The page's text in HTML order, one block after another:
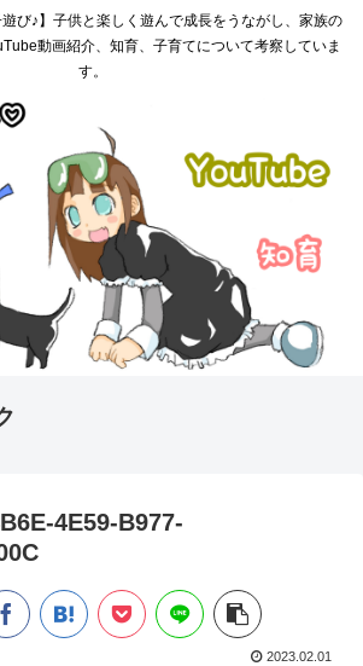
遊び♪】子供と楽しく遊んで成長をうながし、家族の
動画紹介、知育、子育てについて考察していま
す。
4E59-B977-
2023.02.01